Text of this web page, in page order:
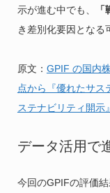
示が進む中でも、
き差別化要因となる
原文： GPIF の国内
点から『優れたサス
ステナビリティ開示
データ活用で
今回のGPIFの評価